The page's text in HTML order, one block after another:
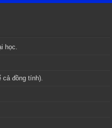
học.
đồng tính).